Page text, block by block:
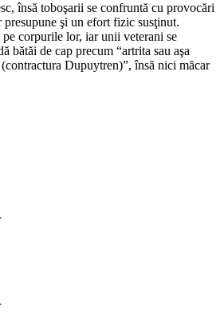
însă toboşarii se confruntă cu provocări
presupune şi un efort fizic susţinut.
corpurile lor, iar unii veterani se
bătăi de cap precum “artrita sau aşa
Dupuytren)”, însă nici măcar